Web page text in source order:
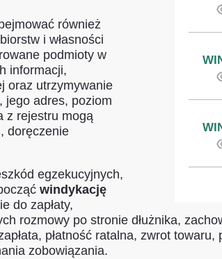
również
i własności
podmioty w
informacji,
oraz utrzymywanie
jego adres, poziom
z rejestru mogą
doręczenie
egzekucyjnych,
windykację
do zapłaty,
rozmowy po stronie dłużnika,
płatność ratalna, zwrot
zobowiązania.